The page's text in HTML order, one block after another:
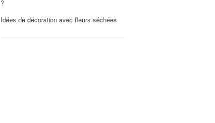
?
Idées de décoration avec fleurs séchées